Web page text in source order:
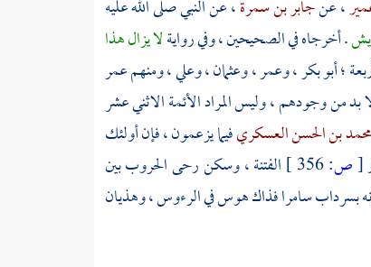
، عنجابر بن سمرة، عن النبي صلى الله عليه
. أخرجاه في الصحيحين ، وفي روايةلا يزال هذا
؛أبو بكر،وعمر،وعثمان،وعلي، ومنهمعمر
بد من وجودهم ، وليس المراد الأئمة الاثني عشر
محمد بن الحسن العسكريفيما يزعمون ، فإن أولئك
[ص:
الفتنة ، وسكن رحى الحروب بين
بسرداب سامرا فذاك هوس في الرءوس ، وهذيان